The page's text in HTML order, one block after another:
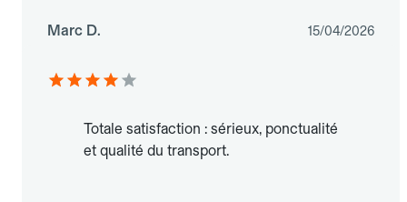
Marc D. 15/04/2026
Totale satisfaction : sérieux, ponctualité
et qualité du transport.